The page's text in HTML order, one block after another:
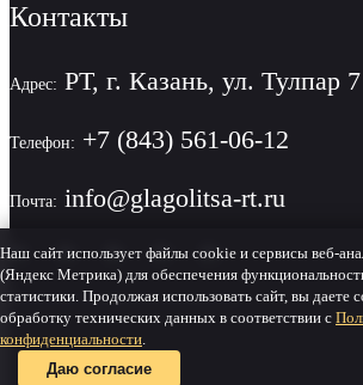
Контакты
Адрес: РТ, г. Казань, ул. Тулпар 7
Телефон: +7 (843) 561-06-12
Почта: info@glagolitsa-rt.ru
Политика конфиденциальности
Наш сайт использует файлы cookie и сервисы веб-
(Яндекс Метрика) для обеспечения
статистики. Продолжая использовать сайт, вы даете
обработку технических данных в соответствии с
конфиденциальности.
Даю согласие